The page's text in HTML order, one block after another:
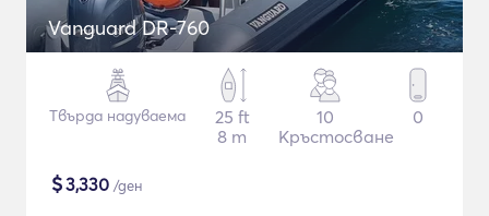
Vanguard DR-760
Твърда надуваема
25 ft
8 m
10
Кръстосване
0
$3,330 /ден